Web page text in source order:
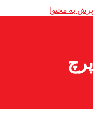
پرش به محتوا
پرچ